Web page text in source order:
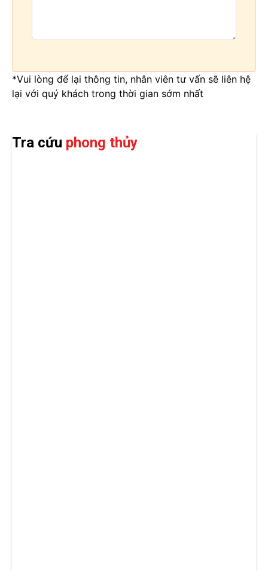
*Vui lòng để lại thông tin, nhân viên tư vấn sẽ liên hệ
lại với quý khách trong thời gian sớm nhất
Tra cứu phong thủy